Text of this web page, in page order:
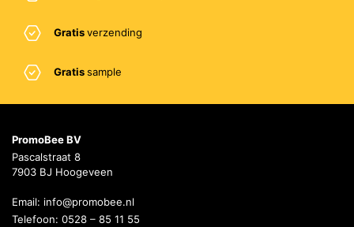
Gratisverzending
Gratissample
PromoBee BV
Pascalstraat 8
7903 BJ Hoogeveen
Email: info@promobee.nl
Telefoon: 0528 – 85 11 55